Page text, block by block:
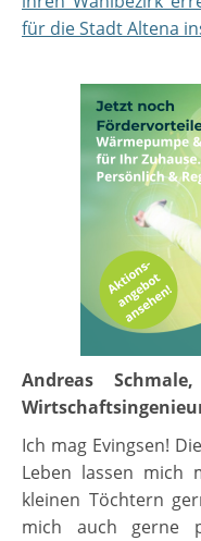
für die Stadt Altena
Andreas
Ich mag Evingsen!
Leben lassen mich
kleinen Töchtern
mich auch gerne